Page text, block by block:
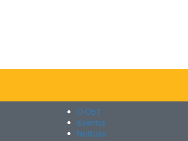
O CBT
Eventos
Notícias